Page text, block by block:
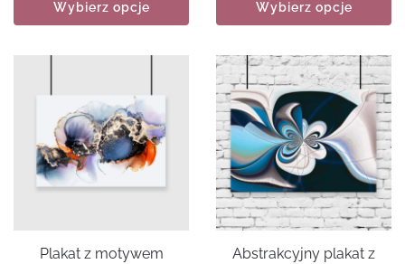
Wybierz opcje Wybierz opcje
Plakat z motywem
Abstrakcyjny plakat z